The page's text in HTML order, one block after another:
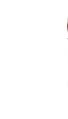
Leaf Gold